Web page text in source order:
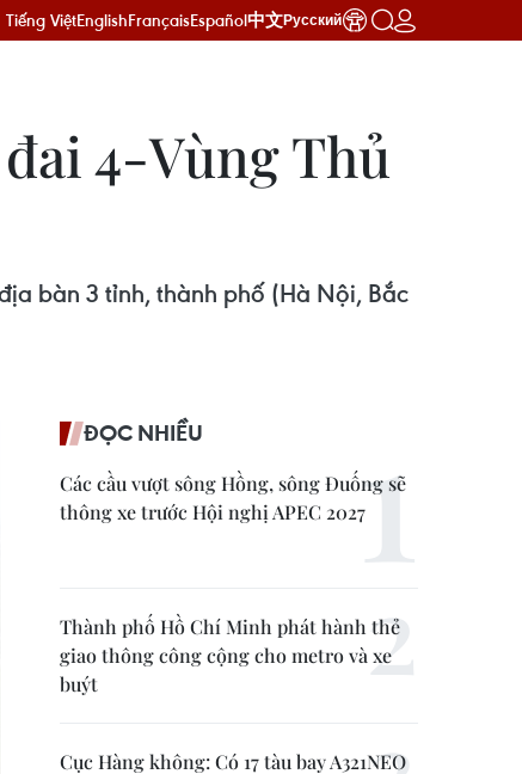
Tiếng ViệtEnglishFrançaisEspañol中文Русский
4-Vùng Thủ
bàn 3 tỉnh, thành phố (Hà Nội, Bắc
ĐỌC NHIỀU
Các cầu vượt sông Hồng, sông Đuống sẽ
thông xe trước Hội nghị APEC 2027
Thành phố Hồ Chí Minh phát hành thẻ
giao thông công cộng cho metro và xe
buýt
Cục Hàng không: Có 17 tàu bay A321NEO